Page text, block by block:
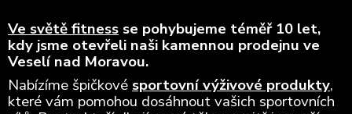
Ve světě fitness se pohybujeme téměř 10 let,
kdy jsme otevřeli naši kamennou prodejnu ve
Veselí nad Moravou.
Nabízíme špičkové sportovní výživové produkty,
které vám pomohou dosáhnout vašich sportovních